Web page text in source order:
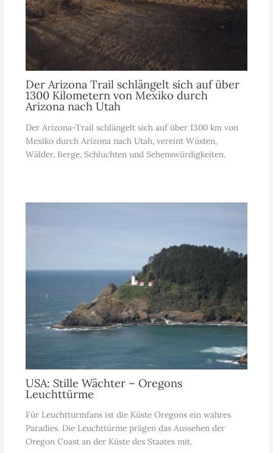
Der Arizona Trail schlängelt sich auf über
1300 Kilometern von Mexiko durch
Arizona nach Utah
Der Arizona-Trail schlängelt sich auf über 1300 km von
Mexiko durch Arizona nach Utah, vereint Wüsten,
Wälder, Berge, Schluchten und Sehenswürdigkeiten.
USA: Stille Wächter – Oregons
Leuchttürme
Für Leuchtturmfans ist die Küste Oregons ein wahres
Paradies. Die Leuchttürme prägen das Aussehen der
Oregon Coast an der Küste des Staates mit.